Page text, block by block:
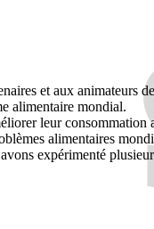
et aux animateurs
alimentaire mondial.
leur
alimentaires
expérimenté